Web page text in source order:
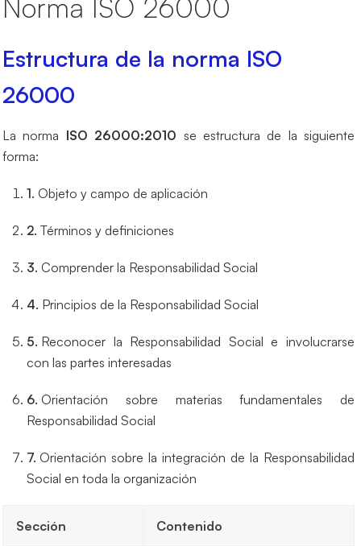
Norma ISO 26000
Estructura de la norma ISO
26000
La norma ISO 26000:2010 se estructura de la siguiente
forma:
Objeto y campo de aplicación
Términos y definiciones
Comprender la Responsabilidad Social
Principios de la Responsabilidad Social
Reconocer la Responsabilidad Social e involucrarse
con las partes interesadas
Orientación sobre materias fundamentales de
Responsabilidad Social
Orientación sobre la integración de la Responsabilidad
Social en toda la organización
Sección Contenido